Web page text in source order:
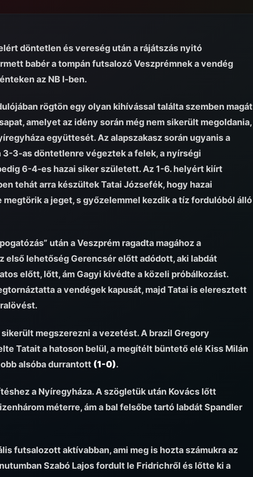
döntetlen és vereség után a rájátszás nyitó
babér a tompán futsalozó Veszprémnek a vendég
az NB I-ben.
rögtön egy olyan kihívással találta szemben magát
amelyet az idény során még nem sikerült megoldania,
együttesét. Az alapszakasz során ugyanis a
3-3-as döntetlenre végeztek a felek, a nyírségi
6-4-es hazai siker született. Az 1-6. helyért kiírt
tehát arra készültek Tatai Józsefék, hogy hazai
a jeget, s győzelemmel kezdik a tíz fordulóból álló
után a Veszprém ragadta magához a
első lehetőség Gerencsér előtt adódott, aki labdát
előtt, lőtt, ám Gagyi kivédte a közeli próbálkozást.
a vendégek kapusát, majd Tatai is eleresztett
megszerezni a vezetést. A brazil Gregory
Tatait a hatoson belül, a megítélt büntető elé Kiss Milán
alsóba durrantott (1-0).
a Nyíregyháza. A szögletük után Kovács lőtt
méterre, ám a bal felsőbe tartó labdát Spandler
futsalozott aktívabban, ami meg is hozta számukra az
Szabó Lajos fordult le Fridrichről és lőtte ki a